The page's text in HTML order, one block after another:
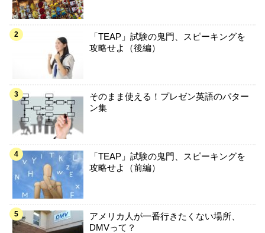
「TEAP」試験の鬼門、スピーキングを
攻略せよ（後編）
そのまま使える！プレゼン英語のパター
ン集
「TEAP」試験の鬼門、スピーキングを
攻略せよ（前編）
アメリカ人が一番行きたくない場所、
DMVって？